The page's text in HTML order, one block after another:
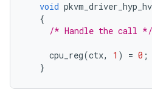
void
{
/* Handle the call */
cpu_reg(ctx, 1 ) = 0 ;
}